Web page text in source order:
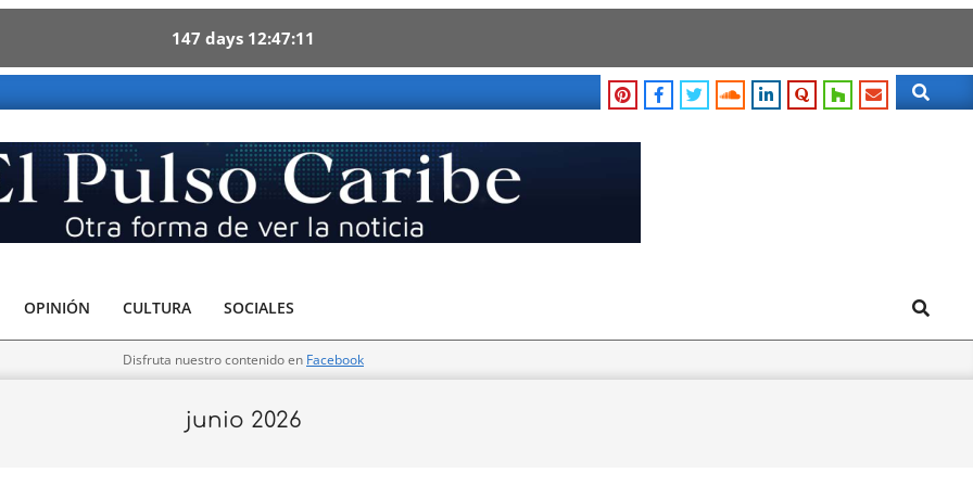
147 days 12 47 10
Search
OPINIÓN CULTURA SOCIALES Search
Disfruta nuestro contenido en Facebook
junio 2026